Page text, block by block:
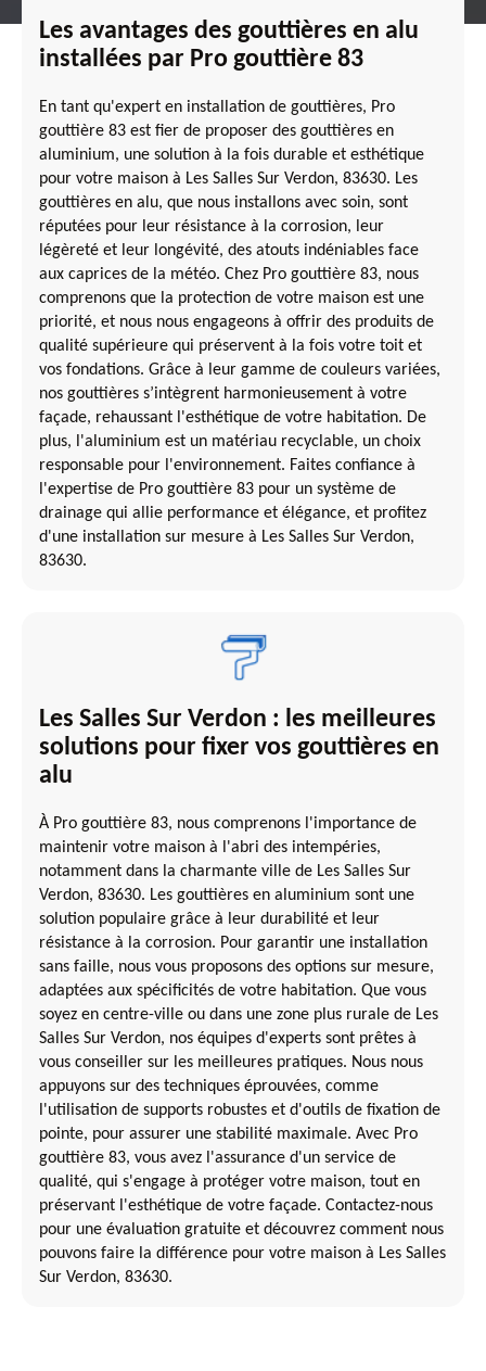
Les avantages des gouttières en alu
installées par Pro gouttière 83
En tant qu'expert en installation de gouttières, Pro
gouttière 83 est fier de proposer des gouttières en
aluminium, une solution à la fois durable et esthétique
pour votre maison à Les Salles Sur Verdon, 83630. Les
gouttières en alu, que nous installons avec soin, sont
réputées pour leur résistance à la corrosion, leur
légèreté et leur longévité, des atouts indéniables face
aux caprices de la météo. Chez Pro gouttière 83, nous
comprenons que la protection de votre maison est une
priorité, et nous nous engageons à offrir des produits de
qualité supérieure qui préservent à la fois votre toit et
vos fondations. Grâce à leur gamme de couleurs variées,
nos gouttières s’intègrent harmonieusement à votre
façade, rehaussant l'esthétique de votre habitation. De
plus, l'aluminium est un matériau recyclable, un choix
responsable pour l'environnement. Faites confiance à
l'expertise de Pro gouttière 83 pour un système de
drainage qui allie performance et élégance, et profitez
d'une installation sur mesure à Les Salles Sur Verdon,
83630.
Les Salles Sur Verdon : les meilleures
solutions pour fixer vos gouttières en
alu
À Pro gouttière 83, nous comprenons l'importance de
maintenir votre maison à l'abri des intempéries,
notamment dans la charmante ville de Les Salles Sur
Verdon, 83630. Les gouttières en aluminium sont une
solution populaire grâce à leur durabilité et leur
résistance à la corrosion. Pour garantir une installation
sans faille, nous vous proposons des options sur mesure,
adaptées aux spécificités de votre habitation. Que vous
soyez en centre-ville ou dans une zone plus rurale de Les
Salles Sur Verdon, nos équipes d'experts sont prêtes à
vous conseiller sur les meilleures pratiques. Nous nous
appuyons sur des techniques éprouvées, comme
l'utilisation de supports robustes et d'outils de fixation de
pointe, pour assurer une stabilité maximale. Avec Pro
gouttière 83, vous avez l'assurance d'un service de
qualité, qui s'engage à protéger votre maison, tout en
préservant l'esthétique de votre façade. Contactez-nous
pour une évaluation gratuite et découvrez comment nous
pouvons faire la différence pour votre maison à Les Salles
Sur Verdon, 83630.